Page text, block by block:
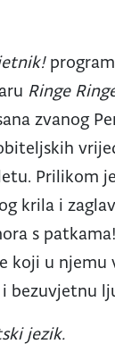
Ringe
zvanog
Prilikom
krila i
s
koji u
bezuvjetnu
jezik.